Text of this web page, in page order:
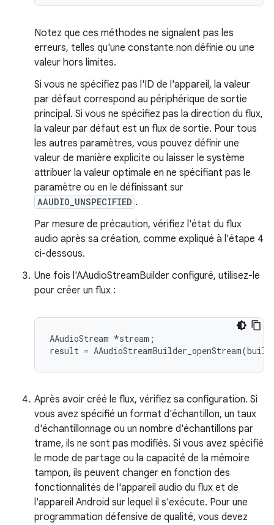
Notez que ces méthodes ne signalent pas les
erreurs, telles qu'une constante non définie ou une
valeur hors limites.
Si vous ne spécifiez pas l'ID de l'appareil, la valeur
par défaut correspond au périphérique de sortie
principal. Si vous ne spécifiez pas la direction du flux,
la valeur par défaut est un flux de sortie. Pour tous
les autres paramètres, vous pouvez définir une
valeur de manière explicite ou laisser le système
attribuer la valeur optimale en ne spécifiant pas le
paramètre ou en le définissant sur
AAUDIO_UNSPECIFIED .
Par mesure de précaution, vérifiez l'état du flux
audio après sa création, comme expliqué à l'étape 4
ci-dessous.
Une fois l'AAudioStreamBuilder configuré, utilisez-le
pour créer un flux :
AAudioStream *stream;
Après avoir créé le flux, vérifiez sa configuration. Si
vous avez spécifié un format d'échantillon, un taux
d'échantillonnage ou un nombre d'échantillons par
trame, ils ne sont pas modifiés. Si vous avez spécifié
le mode de partage ou la capacité de la mémoire
tampon, ils peuvent changer en fonction des
fonctionnalités de l'appareil audio du flux et de
l'appareil Android sur lequel il s'exécute. Pour une
programmation défensive de qualité, vous devez